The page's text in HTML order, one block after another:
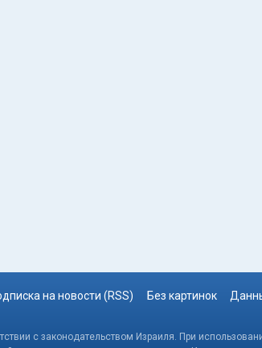
на новости (RSS) Без картинок
с законодательством Израиля. При